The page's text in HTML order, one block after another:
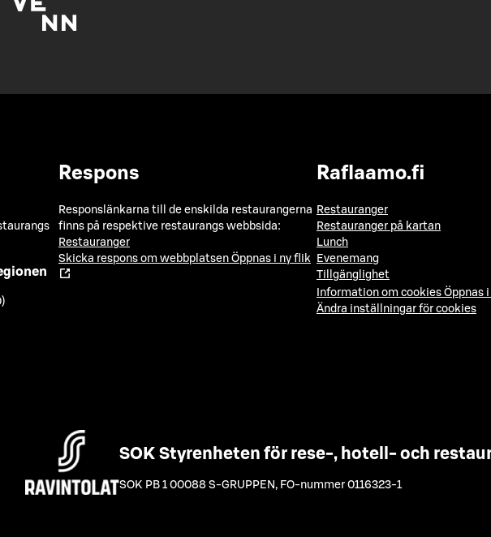
Respons
Responslänkarna till de enskilda restaurangerna
finns på respektive restaurangs webbsida:
Restauranger
Skicka respons om webbplatsen Öppnas i ny flik
Raflaamo.fi
Restauranger
Restauranger på kartan
Lunch
Evenemang
Tillgänglighet
Information om cookies Öppnas
Ändra inställningar för cookies
SOK Styrenheten för rese-, hotell- och
SOK PB 1 00088 S-GRUPPEN , FO-nummer 0116323-1